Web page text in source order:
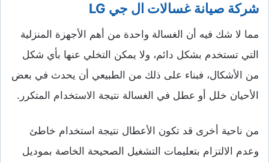
شركة صيانة غسالات ال جي LG
مما لا شك فيه أن الغسالة واحدة من أهم الأجهزة المنزلية
التي تستخدم بشكل دائم، ولا يمكن التخلي عنها بأي شكل
من الأشكال، فبناء على ذلك من الطبيعي أن يحدث في بعض
الأحيان خلل أو عطل في الغسالة نتيجة الاستخدام المتكرر.
من ناحية أخرى قد تكون الأعطال نتيجة استخدام خاطئ
وعدم الالتزام بتعليمات التشغيل الصحيحة الخاصة بموديل